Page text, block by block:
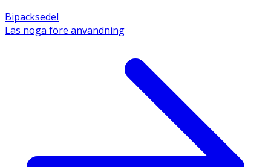
Bipacksedel
Läs noga före användning